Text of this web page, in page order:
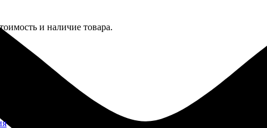
и наличие товара.